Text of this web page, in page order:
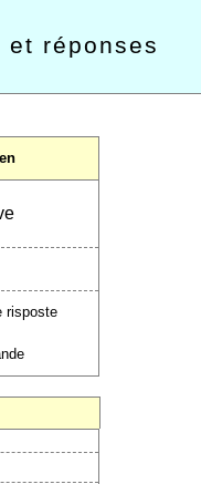
et réponses
risposte